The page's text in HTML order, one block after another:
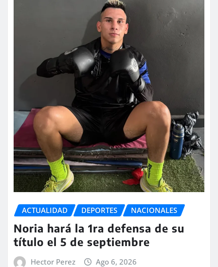
ACTUALIDAD DEPORTES NACIONALES
Noria hará la 1ra defensa de su
título el 5 de septiembre
Hector Perez Ago 6, 2026